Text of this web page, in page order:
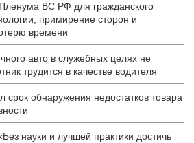
ВС РФ для гражданского
примирение сторон и
времени
авто в служебных целях не
трудится в качестве водителя
срок обнаружения недостатков товара
науки и лучшей практики достичь